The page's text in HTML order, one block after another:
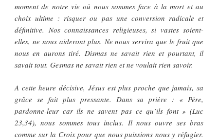
moment de notre vie où nous sommes face à la mort et au
choix ultime : risquer ou pas une conversion radicale et
définitive. Nos connaissances religieuses, si vastes soient-
elles, ne nous aideront plus. Ne nous servira que le fruit que
nous en aurons tiré. Dismas ne savait rien et pourtant, il
savait tout. Gesmas ne savait rien et ne voulait rien savoir.
A cette heure décisive, Jésus est plus proche que jamais, sa
grâce se fait plus pressante. Dans sa prière : « Père,
pardonne-leur car ils ne savent pas ce qu’ils font » (Luc
23,34), nous sommes tous inclus. Il nous ouvre ses bras
comme sur la Croix pour que nous puissions nous y réfugier.